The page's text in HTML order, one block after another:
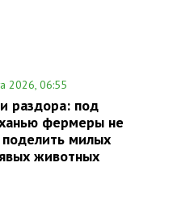
2026, 06:55
раздора: под
фермеры не
поделить милых
животных